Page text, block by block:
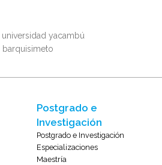
Postgrado e
Investigación
Postgrado e Investigación
Especializaciones
Maestría